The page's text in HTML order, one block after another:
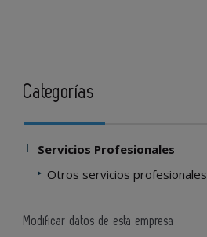
Categorías
Servicios Profesionales
Otros servicios profesionales
Modificar datos de esta empresa